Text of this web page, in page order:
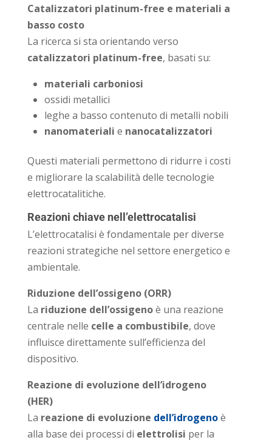
Catalizzatori platinum-free e materiali a
basso costo
La ricerca si sta orientando verso
catalizzatori platinum-free, basati su:
materiali carboniosi
ossidi metallici
leghe a basso contenuto di metalli nobili
nanomateriali e nanocatalizzatori
Questi materiali permettono di ridurre i costi
e migliorare la scalabilità delle tecnologie
elettrocatalitiche.
Reazioni chiave nell’elettrocatalisi
L’elettrocatalisi è fondamentale per diverse
reazioni strategiche nel settore energetico e
ambientale.
Riduzione dell’ossigeno (ORR)
La riduzione dell’ossigenoè una reazione
centrale nelle celle a combustibile, dove
influisce direttamente sull’efficienza del
dispositivo.
Reazione di evoluzione dell’idrogeno
(HER)
La reazione di evoluzione dell’idrogenoè
alla base dei processi di elettrolisi per la